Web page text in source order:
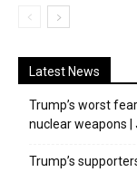
Latest News
Trump’s worst
nuclear weapons |
Trump’s